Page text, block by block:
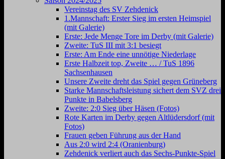
Vereinstag des SV Zehdenick
1.Mannschaft: Erster Sieg im ersten Heimspiel
(mit Galerie)
Erste: Jede Menge Tore im Derby (mit Galerie)
Zweite: TuS III mit 3:1 besiegt
Erste: Am Ende eine unnötige Niederlage
Erste Halbzeit top, Zweite … / TuS 1896
Sachsenhausen
Unsere Zweite dreht das Spiel gegen Grüneberg
Starke Mannschaftsleistung sichert dem SVZ drei
Punkte in Babelsberg
Zweite: 2:0 Sieg über Häsen (Fotos)
Rote Karten im Derby gegen Altlüdersdorf (mit
Fotos)
Frauen geben Führung aus der Hand
Aus 2:0 wird 2:4 (Oranienburg)
Zehdenick verliert auch das Sechs-Punkte-Spiel